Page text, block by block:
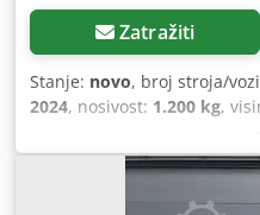
Zatražiti
Stanje: novo, broj stroja/
2024, nosivost: 1.200 kg,
,
jarbola:simpleks,
, duljina vilica:
, 5076939 Serijski broj: